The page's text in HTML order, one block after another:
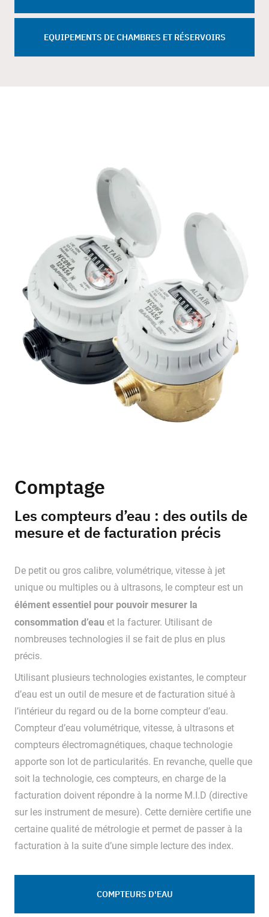
EQUIPEMENTS DE CHAMBRES ET RÉSERVOIRS
Comptage
Les compteurs d’eau : des outils de
mesure et de facturation précis
De petit ou gros calibre, volumétrique, vitesse à jet
unique ou multiples ou à ultrasons, le compteur est un
élément essentiel pour pouvoir mesurer la
consommation d’eau et la facturer. Utilisant de
nombreuses technologies il se fait de plus en plus
précis.
Utilisant plusieurs technologies existantes, le compteur
d’eau est un outil de mesure et de facturation situé à
l’intérieur du regard ou de la borne compteur d’eau.
Compteur d’eau volumétrique, vitesse, à ultrasons et
compteurs électromagnétiques, chaque technologie
apporte son lot de particularités. En revanche, quelle que
soit la technologie, ces compteurs, en charge de la
facturation doivent répondre à la norme M.I.D (directive
sur les instrument de mesure). Cette dernière certifie une
certaine qualité de métrologie et permet de passer à la
facturation à la suite d’une simple lecture des index.
COMPTEURS D'EAU